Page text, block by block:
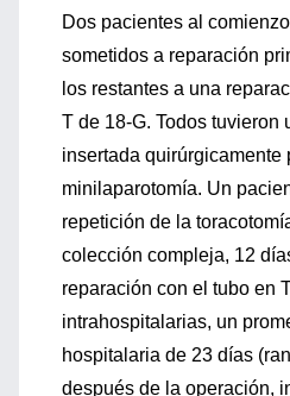
Dos pacientes al
sometidos a reparación
los restantes a una
T de 18-G. Todos tuvieron
insertada quirúrgicamente
minilaparotomía. Un
repetición de la
colección compleja, 12
reparación con el tubo en
intrahospitalarias, un
hospitalaria de 23 días
después de la operación,